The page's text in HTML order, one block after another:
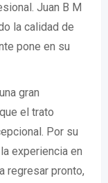
Juan B M
la calidad de
pone en su
gran
el trato
Por su
experiencia en
regresar pronto,